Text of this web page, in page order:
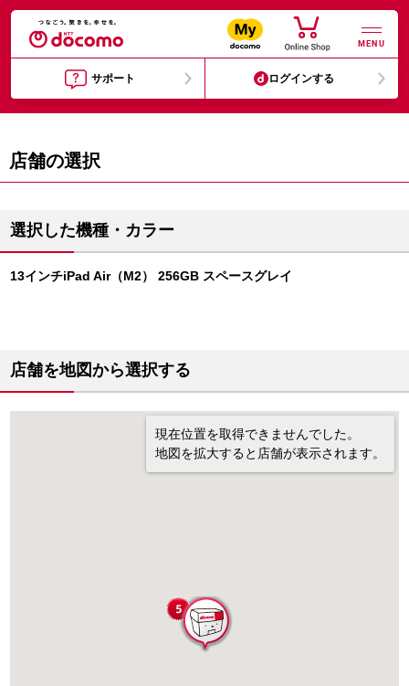
MENU
サポート ログインする
店舗の選択
選択した機種・カラー
13インチiPad Air（M2） 256GB スペースグレイ
店舗を地図から選択する
現在位置を取得できませんでした。
地図を拡大すると店舗が表示されます。